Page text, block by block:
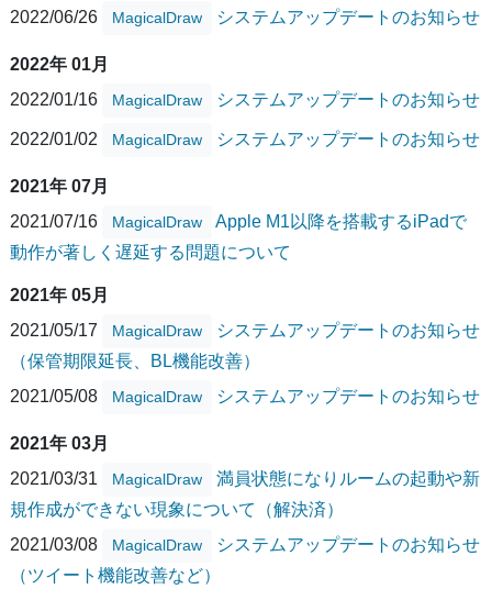
2022/06/26
MagicalDraw システムアップデートのお知らせ
2022年 01月
2022/01/16
MagicalDraw システムアップデートのお知らせ
2022/01/02 MagicalDraw システムアップデートのお知らせ
2021年 07月
2021/07/16
MagicalDraw
Apple M1以降を搭載するiPadで
動作が著しく遅延する問題について
2021年 05月
2021/05/17
MagicalDraw
システムアップデートのお知らせ
（保管期限延長、BL機能改善）
2021/05/08
MagicalDraw システムアップデートのお知らせ
2021年 03月
2021/03/31
MagicalDraw
満員状態になりルームの起動や新
規作成ができない現象について（解決済）
2021/03/08
MagicalDraw
システムアップデートのお知らせ
（ツイート機能改善など）